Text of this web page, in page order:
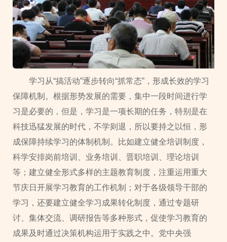
学习从“搞活动”逐步转向“抓常态”，形成长效的学习
保障机制。根据形势发展的需要，集中一段时间进行学
习是必要的，但是，学习是一项长期的任务，特别是在
科技迅猛发展的时代，不学则退，所以要持之以恒，形
成保障持续学习的体制机制。比如建立健全培训制度，
科学安排岗前培训、业务培训、晋职培训、理论培训
等；建立健全形式多样的主题教育制度，注重运用重大
节庆日开展学习教育的工作机制；对于各级领导干部的
学习，还要建立健全学习成果转化制度，通过专题研
讨、集体交流、调研报告等多种形式，促使学习教育的
成果及时通过决策机构运用于实践之中。党中央强